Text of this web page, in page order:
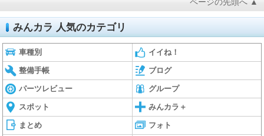
みんカラ 人気のカテゴリ
車種別 イイね！
整備手帳 ブログ
パーツレビュー グループ
スポット みんカラ＋
まとめ フォト